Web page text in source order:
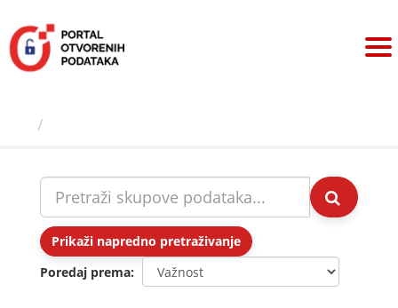
sadržaj
Prikaži napredno pretraživanje
Poredaj prema